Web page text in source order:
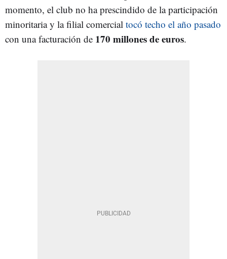
momento, el club no ha prescindido de la participación
minoritaria y la filial comercial tocó techo el año pasado
con una facturación de 170 millones de euros.